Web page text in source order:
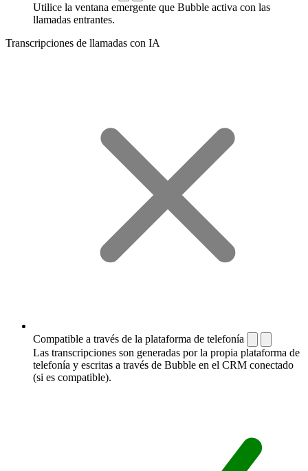
Utilice la ventana emergente que Bubble activa con las
llamadas entrantes.
Transcripciones de llamadas con IA
Compatible a través de la plataforma de telefonía
Las transcripciones son generadas por la propia plataforma de
telefonía y escritas a través de Bubble en el CRM conectado
(si es compatible).